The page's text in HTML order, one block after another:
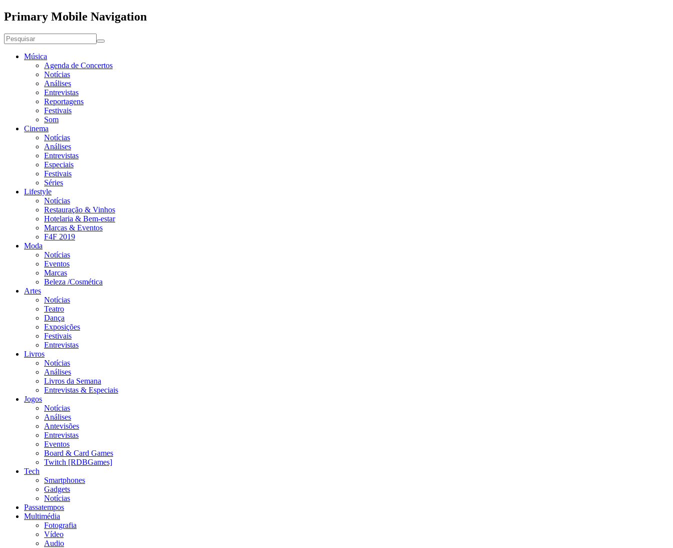
Primary Mobile Navigation
Música
Agenda de Concertos
Notícias
Análises
Entrevistas
Reportagens
Festivais
Som
Cinema
Notícias
Análises
Entrevistas
Especiais
Festivais
Séries
Lifestyle
Notícias
Restauração & Vinhos
Hotelaria & Bem-estar
Marcas & Eventos
F4F 2019
Moda
Notícias
Eventos
Marcas
Beleza /Cosmética
Artes
Notícias
Teatro
Dança
Exposições
Festivais
Entrevistas
Livros
Notícias
Análises
Livros da Semana
Entrevistas & Especiais
Jogos
Notícias
Análises
Antevisões
Entrevistas
Eventos
Board & Card Games
Twitch [RDBGames]
Tech
Smartphones
Gadgets
Notícias
Passatempos
Multimédia
Fotografia
Vídeo
Audio